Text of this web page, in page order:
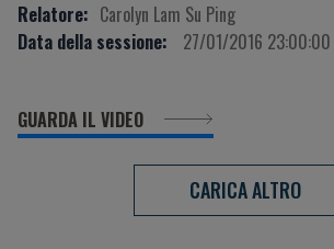
Relatore: Carolyn Lam Su Ping
Data della sessione:
27/01/2016 23:00:00
GUARDA IL VIDEO
CARICA ALTRO